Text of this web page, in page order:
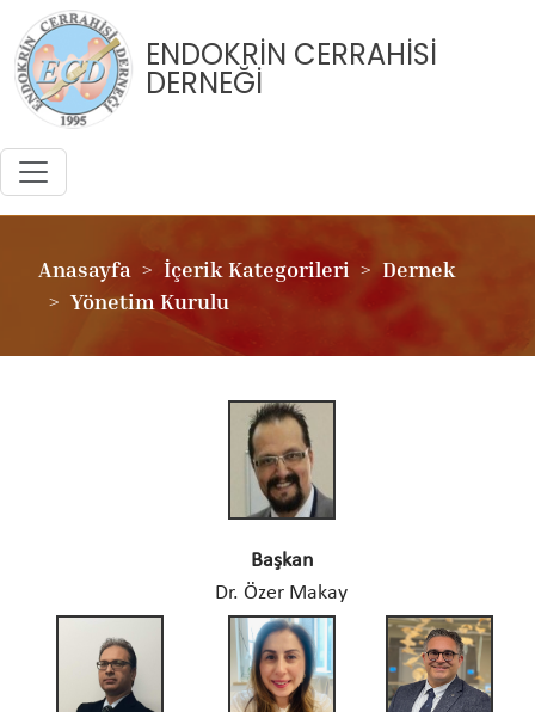
ENDOKRİN CERRAHİSİ
DERNEĞİ
Anasayfa İçerik Kategorileri
Dernek
Yönetim Kurulu
Başkan
Dr. Özer Makay